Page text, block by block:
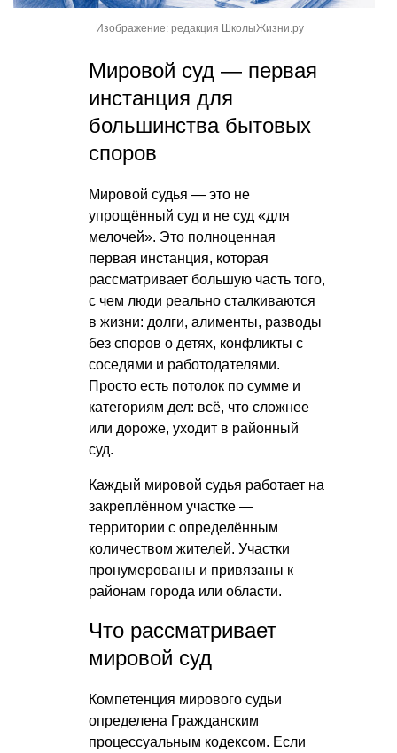
Изображение: редакция ШколыЖизни.ру
Мировой суд — первая
инстанция для
большинства бытовых
споров
Мировой судья — это не
упрощённый суд и не суд «для
мелочей». Это полноценная
первая инстанция, которая
рассматривает большую часть того,
с чем люди реально сталкиваются
в жизни: долги, алименты, разводы
без споров о детях, конфликты с
соседями и работодателями.
Просто есть потолок по сумме и
категориям дел: всё, что сложнее
или дороже, уходит в районный
суд.
Каждый мировой судья работает на
закреплённом участке —
территории с определённым
количеством жителей. Участки
пронумерованы и привязаны к
районам города или области.
Что рассматривает
мировой суд
Компетенция мирового судьи
определена Гражданским
процессуальным кодексом. Если